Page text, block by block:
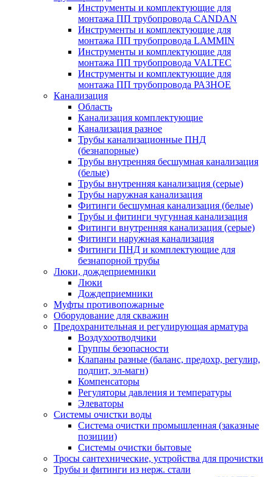
Инструменты и комплектующие для
монтажа ПП трубопровода CANDAN
Инструменты и комплектующие для
монтажа ПП трубопровода LAMMIN
Инструменты и комплектующие для
монтажа ПП трубопровода VALTEC
Инструменты и комплектующие для
монтажа ПП трубопровода РАЗНОЕ
Канализация
Область
Канализация комплектующие
Канализация разное
Трубы канализационные ПНД
(безнапорные)
Трубы внутренняя бесшумная канализация
(белые)
Трубы внутренняя канализация (серые)
Трубы наружная канализация
Фитинги бесшумная канализация (белые)
Трубы и фитинги чугунная канализация
Фитинги внутренняя канализация (серые)
Фитинги наружная канализация
Фитинги ПНД и комплектующие для
безнапорной трубы
Люки, дождеприемники
Люки
Дождеприемники
Муфты противопожарные
Оборудование для скважин
Предохранительная и регулирующая арматура
Воздухоотводчики
Группы безопасности
Клапаны разные (баланс, предохр, регулир,
подпит, эл-магн)
Компенсаторы
Регуляторы давления и температуры
Элеваторы
Системы очистки воды
Система очистки промышленная (заказные
позиции)
Системы очистки бытовые
Тросы сантехнические, устройства для прочистки
Трубы и фитинги из нерж. стали